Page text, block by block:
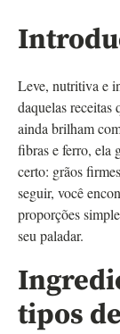
Leve, nutritiva e
daquelas receitas
ainda brilham
fibras e ferro, ela
certo: grãos
seguir, você
proporções
seu paladar.
tipos